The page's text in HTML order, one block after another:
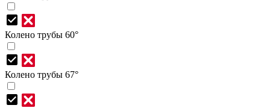
Колено трубы 60°
Колено трубы 67°